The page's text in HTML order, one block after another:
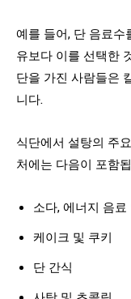
예를 들어, 단 음료수
유보다 이를 선택한
단을 가진 사람들은
니다.
식단에서 설탕의 주
처에는 다음이 포함
소다, 에너지 음
케이크 및 쿠키
단 간식